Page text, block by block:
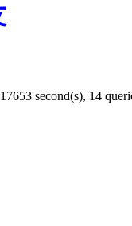
second(s), 14